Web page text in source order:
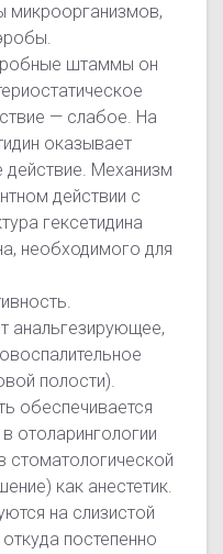
микроорганизмов,
штаммы он
— слабое. На
оказывает
Механизм
действии с
гексетидина
необходимого для
анальгезирующее,
полости).
обеспечивается
отоларингологии
стоматологической
как анестетик.
на слизистой
постепенно